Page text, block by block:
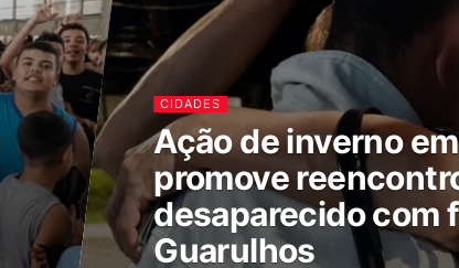
CIDADES
Ação de inverno
promove
desaparecido com
Guarulhos